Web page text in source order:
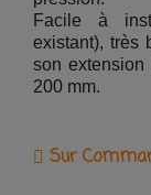
Facile à
existant), très
son
200 mm.
Sur